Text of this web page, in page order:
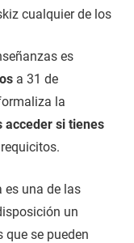
cualquier de los
es
a 31 de
la
acceder si tienes
una de las
un
se pueden